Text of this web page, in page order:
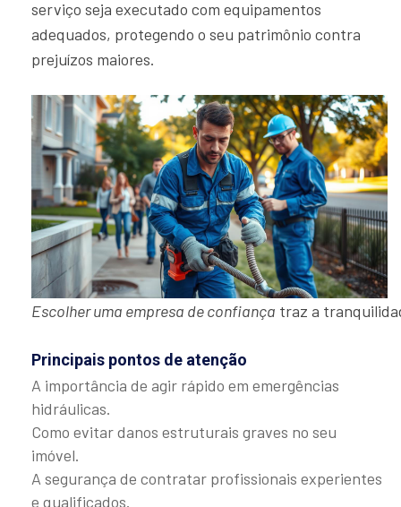
serviço seja executado com equipamentos
adequados, protegendo o seu patrimônio contra
prejuízos maiores.
Escolher uma empresa de confiança traz a
Principais pontos de atenção
A importância de agir rápido em emergências
hidráulicas.
Como evitar danos estruturais graves no seu
imóvel.
A segurança de contratar profissionais experientes
e qualificados.